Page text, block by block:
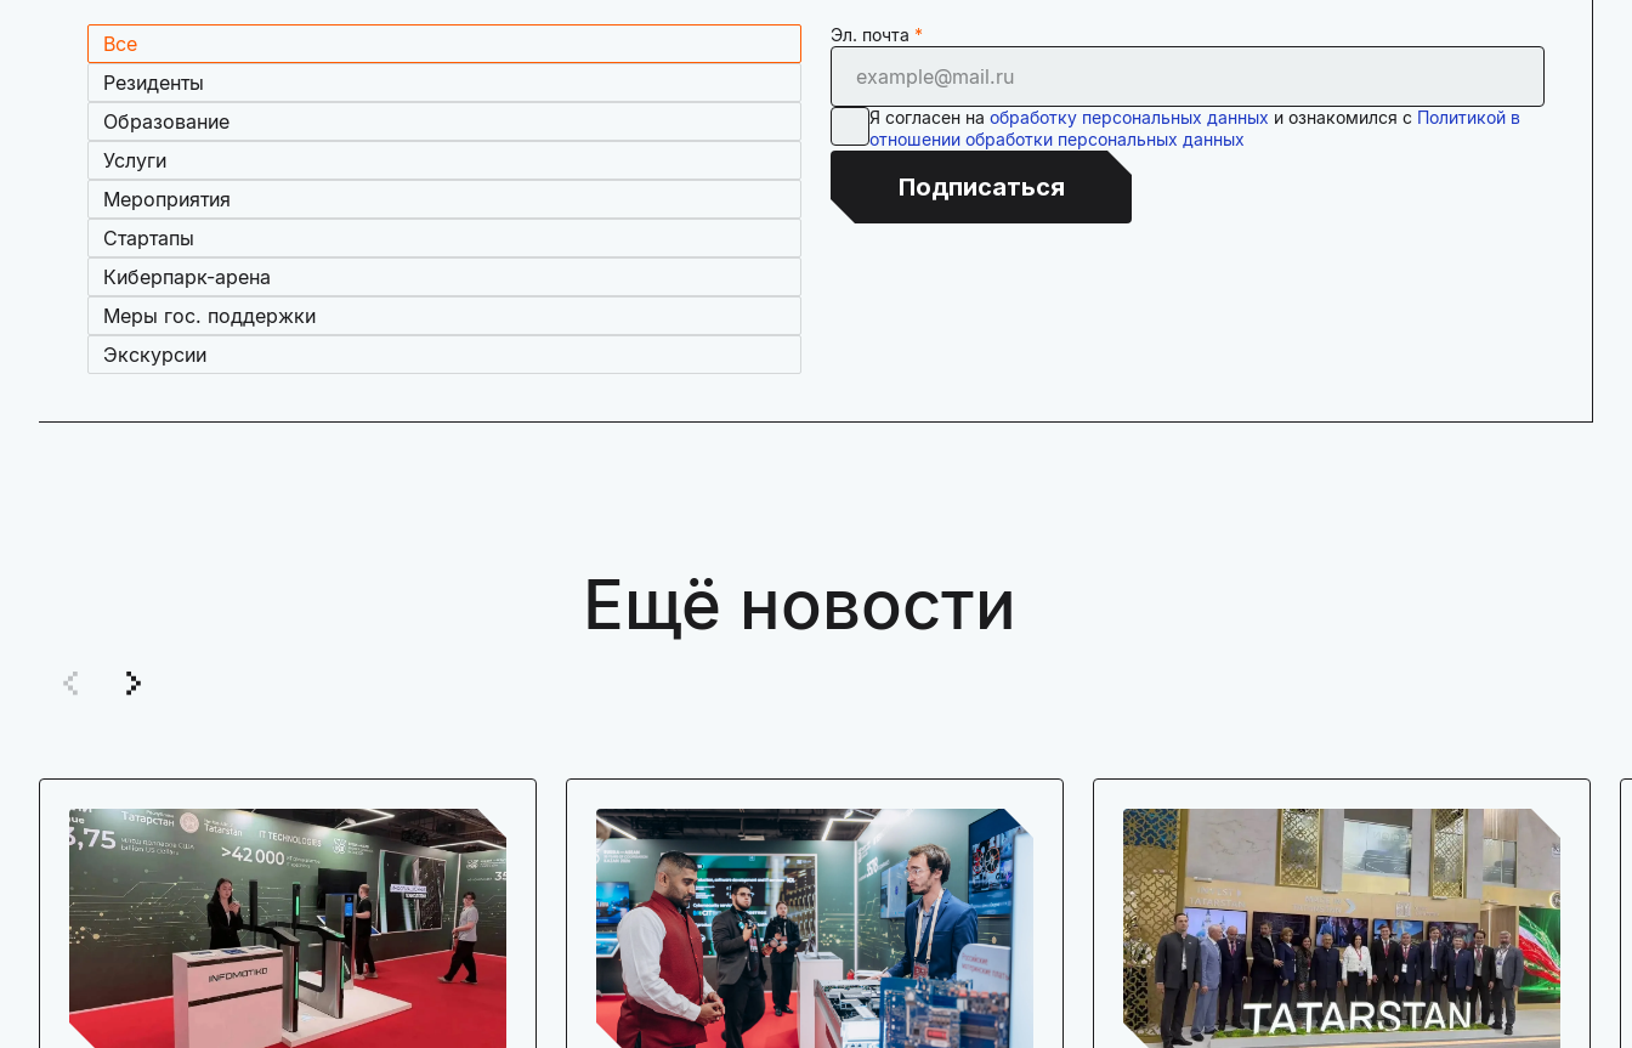
Все
Резиденты
Образование
Услуги
Мероприятия
Стартапы
Киберпарк-арена
Меры гос. поддержки
Экскурсии
Эл. почта
Я согласен на обработку персональных данных и ознакомился с Политикой в
отношении обработки персональных данных
Подписаться
Ещё новости